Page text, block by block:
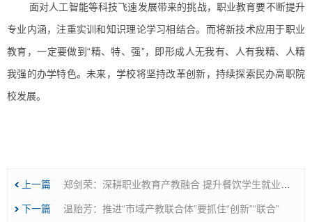
面对人工智能等科技飞速发展带来的挑战，职业教育要不断提升
专业内涵，注重实训和知识理论学习相结合。而将新技术应用于职业
教育，一定要做到“精、特、强”，即形成人无我有、人有我精、人精
我强的办学特色。未来，学校将坚持改革创新，持续探索民办高职院
校发展。
上一篇 郑剑荣：深耕职业教育产教融合 提升餐饮学生就业质量
下一篇 温贻芳：推进“市域产教联合体”要抓住“创新”“联合”